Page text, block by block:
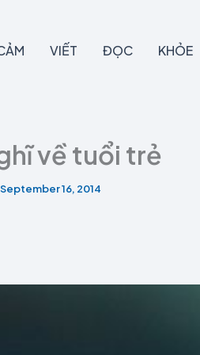
VIẾT ĐỌC KHỎE
về tuổi trẻ
September 16, 2014